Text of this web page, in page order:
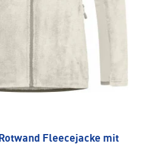
Rotwand Fleecejacke mit